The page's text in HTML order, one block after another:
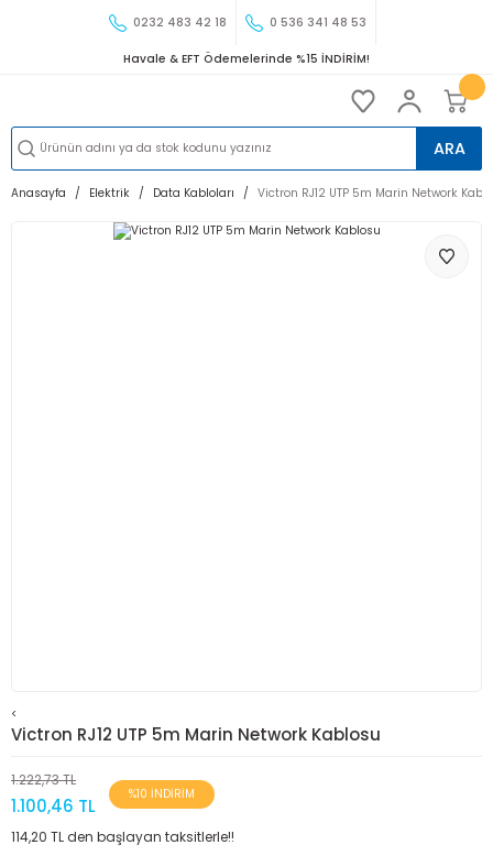
0232 483 42 18 0 536 341 48 53
Havale & EFT Ödemelerinde %15 İNDİRİM!
ARA
Anasayfa Elektrik Data Kabloları Victron RJ12 UTP 5m Marin Network
<
Victron RJ12 UTP 5m Marin Network Kablosu
1.222,73 TL
1.100,46 TL
%10 İNDİRİM
114,20 TL den başlayan taksitlerle!!